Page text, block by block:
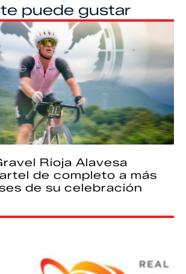
puede gustar
Rioja Alavesa
de completo a más
de su celebración